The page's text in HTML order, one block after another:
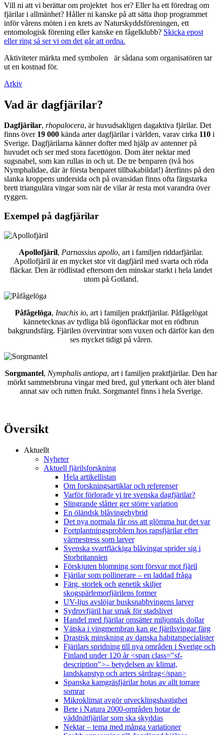
Vill ni att vi berättar om projektet hos er? Eller ha ett föredrag om
fjärilar i allmänhet? Håller ni kanske på att sätta ihop programmet
inför vårens möten i en krets av Naturskyddsföreningen, ett
entomologisk förening eller kanske en fågelklubb? Skicka epost
eller ring så ser vi om det går att ordna.
Aktiviteter märkta med symbolen
är sådana som organisatören tar
ut en kostnad för.
Arkiv
Vad är dagfjärilar?
Dagfjärilar, rhopalocera, är huvudsakligen dagaktiva fjärilar. Det
finns över 19 000 kända arter dagfjärilar i världen, varav cirka 110 i
Sverige. Dagfjärilarna känner dofter med hjälp av antenner på
huvudet och ser med stora facettögon. Dom äter nektar med
sugsnabel, som kan rullas in och ut. De tre benparen (två hos
Nymphalidae, där är första benparet tillbakabildat!) återfinns på den
slanka kroppens undersida och på ovansidan finns ofta färgstarka
brett triangulära vingar som när de vilar är resta mot varandra över
ryggen.
Exempel på dagfjärilar
Apollofjäril, Parnassius apollo, art i familjen riddarfjärilar.
Apollofjäril är en mycket stor vit dagfjäril med svarta och röda
fläckar. Den är rödlistad eftersom den minskar starkt i hela landet
utom på Gotland.
Påfågelöga, Inachis io, art i familjen praktfjärilar. Påfågelögat
kännetecknas av tydliga blå ögonfläckar mot en rödbrun
bakgrundsfärg. Fjärilen övervintrar som vuxen och därför kan den
ses mycket tidigt på våren.
Sorgmantel, Nymphalis antiopa, art i familjen praktfjärilar. Den har
mörkt sammetsbruna vingar med bred, gul ytterkant och äter bland
annat sav och rutten frukt. Sorgmantel finns i hela Sverige.
Översikt
Aktuellt
Nyheter
Aktuell fjärilsforskning
Hela artikellistan
Om forskningsartiklar och referenser
Varför förlorade vi tre svenska dagfjärilar?
Slingrande slåtter ger större variation
En öländsk blåvingehybrid
Det nya normala får oss att glömma hur det var
Fortplantningsproblem hos rapsfjärilar efter
värmestress som larver
Svenska svartfläckiga blåvingar sprider sig i
Storbritannien
Förskjuten blomning som försvar mot fjäril
Fjärilar som pollinerare – en laddad fråga
Färg, storlek och genetik skiljer
skogspärlemorfjärilens former
UV-ljus avslöjar busksnabbvingens larver
Sydrovfjäril har smak för stadslivet
Handel med fjärilar omsätter miljontals dollar
Vätska i vingmembran kan ge fjärilsvingar färg
Drastisk minskning av danska habitatspecialister
Fjärilars spridning till nya områden i Sverige och
Finland under 120 år <span class="sf-
description">– betydelsen av klimat,
landskapstyp och arters särdrag</span>
Spanska kamgräsfjärilar hotas av allt torrare
somrar
Mikroklimat avgör utvecklingshastighet
Bete i Natura 2000-områden hotar de
väddnätfjärilar som ska skyddas
Nektar – tema med många variationer